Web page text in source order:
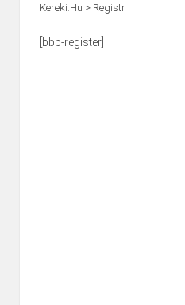
Kereki.hu > Registr
[bbp-register]